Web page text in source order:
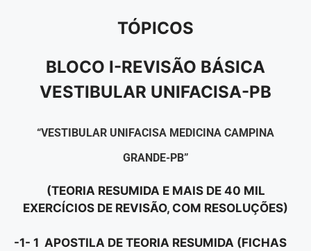
TÓPICOS
BLOCO I-REVISÃO BÁSICA
VESTIBULAR UNIFACISA-PB
“VESTIBULAR UNIFACISA MEDICINA CAMPINA
GRANDE-PB”
(TEORIA RESUMIDA E MAIS DE 40 MIL
EXERCÍCIOS DE REVISÃO, COM RESOLUÇÕES)
-1- 1 APOSTILA DE TEORIA RESUMIDA (FICHAS